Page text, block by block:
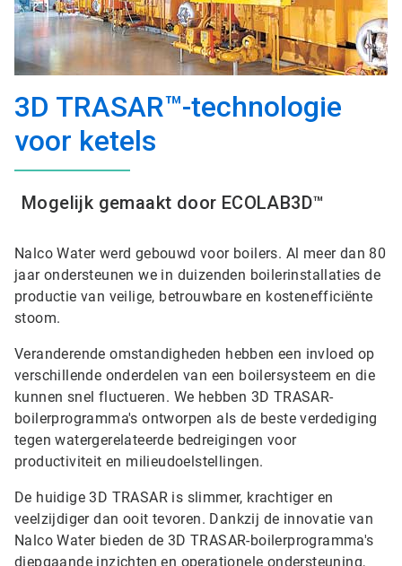
3D TRASAR™-technologie
voor ketels
Mogelijk gemaakt door ECOLAB3D™
Nalco Water werd gebouwd voor boilers. Al meer dan 80
jaar ondersteunen we in duizenden boilerinstallaties de
productie van veilige, betrouwbare en kostenefficiënte
stoom.
Veranderende omstandigheden hebben een invloed op
verschillende onderdelen van een boilersysteem en die
kunnen snel fluctueren. We hebben 3D TRASAR-
boilerprogramma's ontworpen als de beste verdediging
tegen watergerelateerde bedreigingen voor
productiviteit en milieudoelstellingen.
De huidige 3D TRASAR is slimmer, krachtiger en
veelzijdiger dan ooit tevoren. Dankzij de innovatie van
Nalco Water bieden de 3D TRASAR-boilerprogramma's
diepgaande inzichten en operationele ondersteuning,